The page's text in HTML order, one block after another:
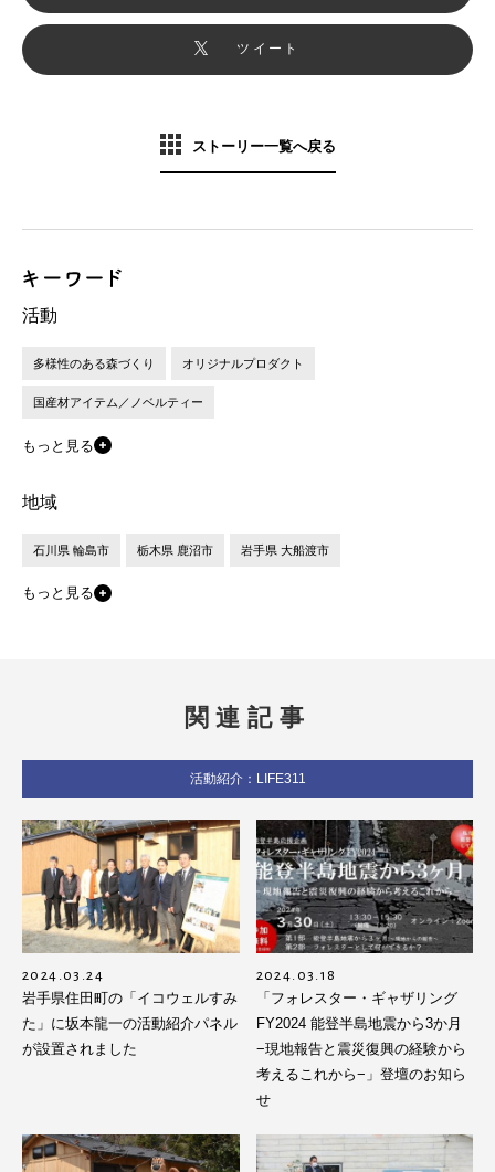
ツイート
ストーリー一覧へ戻る
活動
多様性のある森づくり オリジナルプロダクト
国産材アイテム／ノベルティー
もっと見る
地域
石川県 輪島市 栃木県 鹿沼市 岩手県 大船渡市
もっと見る
関連記事
活動紹介：LIFE311
2024.03.24
岩手県住田町の「イコウェルすみ
た」に坂本龍一の活動紹介パネル
が設置されました
2024.03.18
「フォレスター・ギャザリング
FY2024 能登半島地震から3か月
−現地報告と震災復興の経験から
考えるこれから−」登壇のお知ら
せ